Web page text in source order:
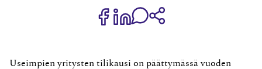
Jaa Share on Facebook
Jaa Share on LinkedIn
Jaa WhatsApp-viestinä
Useimpien yritysten tilikausi on päättymässä vuoden